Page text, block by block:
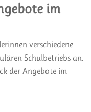
im
verschiedene
Schulbetriebs an.
der Angebote im